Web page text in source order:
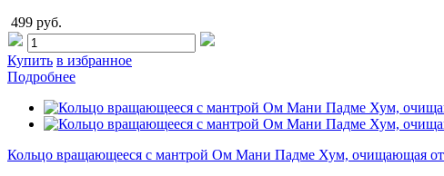
499 руб.
Купить в избранное
Подробнее
Кольцо вращающееся с мантрой Ом Мани Падме Хум, очищающая